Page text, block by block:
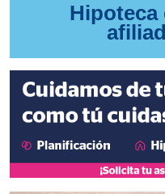
Hipoteca